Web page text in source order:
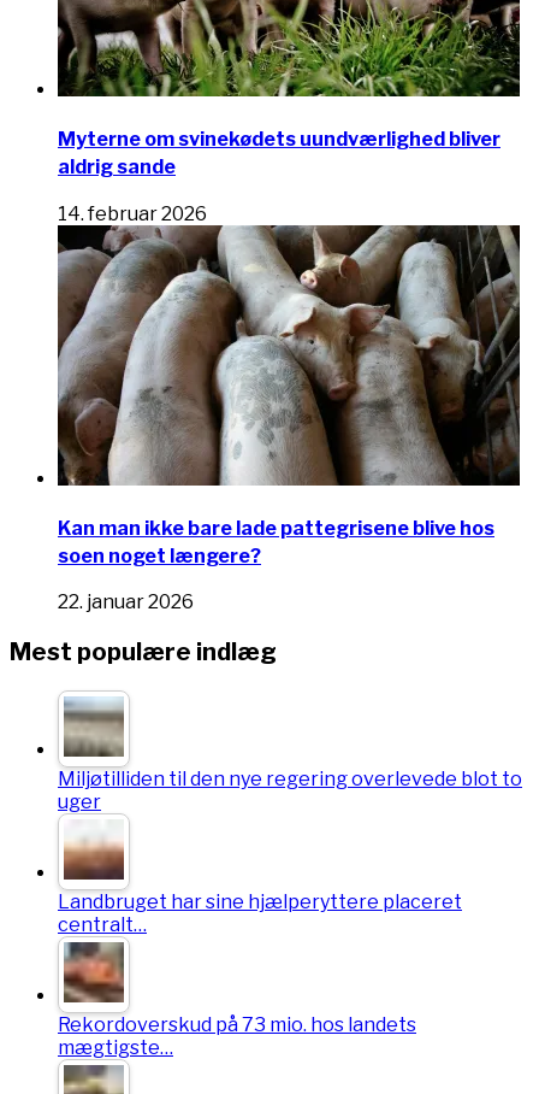
Myterne om svinekødets uundværlighed bliver
aldrig sande
14. februar 2026
Kan man ikke bare lade pattegrisene blive hos
soen noget længere?
22. januar 2026
Mest populære indlæg
Miljøtilliden til den nye regering overlevede blot to
uger
Landbruget har sine hjælperyttere placeret
centralt…
Rekordoverskud på 73 mio. hos landets
mægtigste…